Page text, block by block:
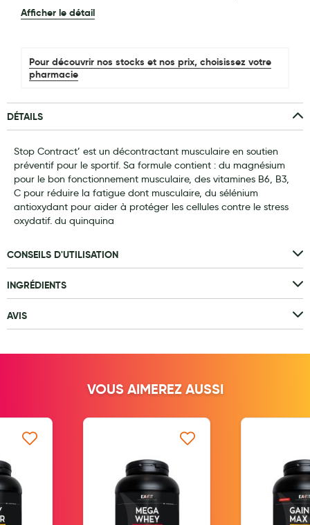
Beauté au naturel
Mon bébé
Couches
Laits infantiles
Biberons et tétines
Toilette du bébé
Accessoires bébé
Alimentation
Soins enfant
Tisanes allaitement et compléments alimentaires
Gammes spécifiques tisanes allaitement et compléments
Diététique minceur
Phytothérapie
Afficher le détail
Pour découvrir nos stocks et nos prix, choisissez votre
pharmacie
DÉTAILS
Stop Contract’ est un décontractant musculaire en soutien
préventif pour le sportif. Sa formule contient : du magnésium
pour le bon fonctionnement musculaire, des vitamines B6, B3,
C pour réduire la fatigue dont musculaire, du sélénium
antioxydant pour aider à protéger les cellules contre le stress
oxydatif. du quinquina
CONSEILS D'UTILISATION
INGRÉDIENTS
AVIS
VOUS AIMEREZ AUSSI
liste d’envie Ajouter à ma liste d’envie